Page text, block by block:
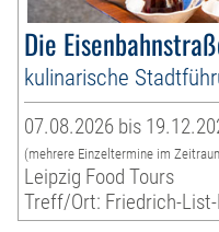
Die
kulinarische
07.08.2026 bis
(mehrere Einzeltermine im
Leipzig Food Tours
Treff/Ort: Friedrich-